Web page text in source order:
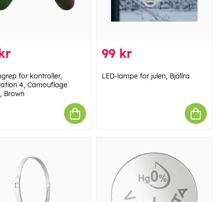
for kontroller,
4, Camouflage
Brown
99 kr
LED-lampe for julen, Bjällra